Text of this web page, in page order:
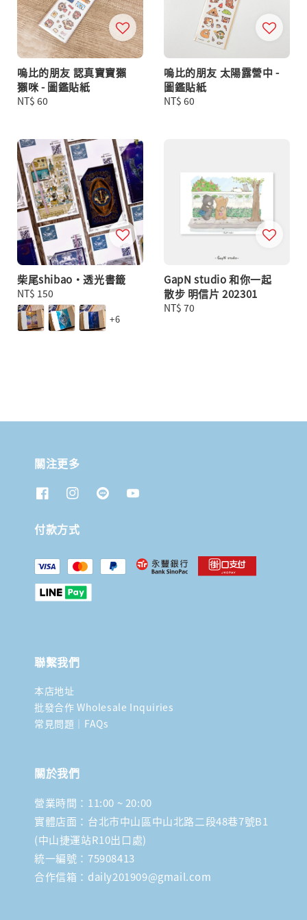
嗚比的朋友 認真寶寶獺
獺咪 - 圖鑑貼紙
Regular
NT$ 60
嗚比的朋友 太陽露營中 -
圖鑑貼紙
Regular
NT$ 60
柴尾shibao・透光書籤
Regular
price
NT$ 150
+6
GapN studio 和你一起
散步 明信片 202301
Regular
NT$ 70
關注更多
付款方式
聯繫我們
本店地址
批發合作 Wholesale Inquiries
常見問題｜FAQs
關於我們
營業時間：11:00 ~ 20:00
實體店面：台北市中山區中山北路二段48巷7號B1
(中山捷運站R10出口處)
統一編號：75908413
合作信箱：daily201909@gmail.com